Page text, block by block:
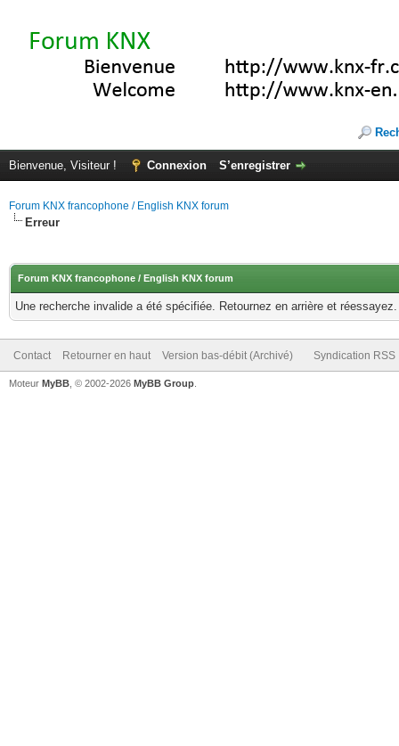
Bienvenue, Visiteur ! Connexion S’enregistrer
Forum KNX francophone / English KNX forum
Erreur
Forum KNX francophone / English KNX forum
Une recherche invalide a été spécifiée. Retournez en arrière et réessayez.
Contact Retourner en haut Version bas-débit (Archivé) Syndication RSS
Moteur MyBB , © 2002-2026 MyBB Group